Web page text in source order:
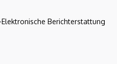
Berichterstattung